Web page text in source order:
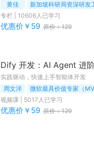
黄佳
专栏
10606人已学习
优惠价￥ 59 原价：129
Dify 开发：AI Agent 进
实践驱动，快速上手智能体开发
周文洋
微软最具价值专家（
视频课| 5017 人已学习
优惠价￥ 59 原价：129